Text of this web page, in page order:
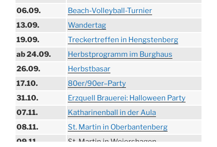
06.09.
Beach-Volleyball-Turnier
13.09.
Wandertag
19.09.
Treckertreffen in Hengstenberg
ab 24.09.
Herbstprogramm im Burghaus
26.09.
Herbstbasar
17.10.
80er/90er–Party
31.10.
Erzquell Brauerei: Halloween Party
07.11.
Katharinenball in der Aula
08.11.
St. Martin in Oberbantenberg
09.11.
St. Martin in Weiershagen